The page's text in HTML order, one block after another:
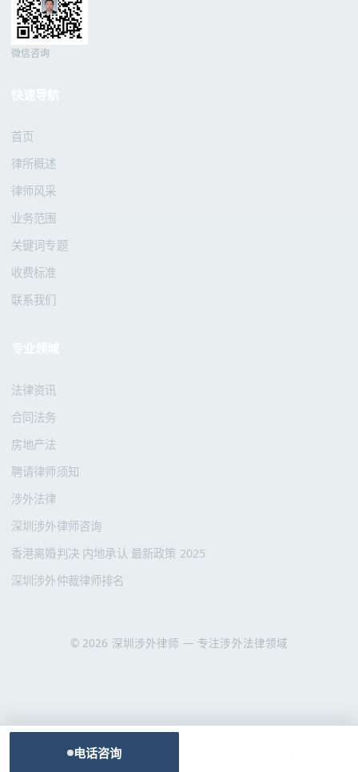
电话咨询
微信咨询
首页
律所概述
律师风采
业务范围
关键词专题
收费标准
联系我们
法律资讯
合同法务
房地产法
聘请律师须知
涉外法律
深圳涉外律师咨询
香港离婚判决 内地承认 最新政策 2025
深圳涉外仲裁律师排名
© 2026 深圳涉外律师 — 专注涉外法律领域